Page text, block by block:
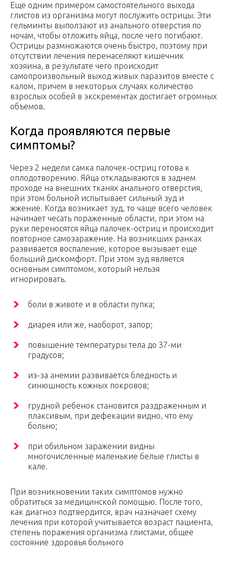
Еще одним примером самостоятельного выхода
глистов из организма могут послужить острицы. Эти
гельминты выползают из анального отверстия по
ночам, чтобы отложить яйца, после чего погибают.
Острицы размножаются очень быстро, поэтому при
отсутствии лечения перенаселяют кишечник
хозяина, в результате чего происходит
самопроизвольный выход живых паразитов вместе с
калом, причем в некоторых случаях количество
взрослых особей в экскрементах достигает огромных
объемов.
Когда проявляются первые
симптомы?
Через 2 недели самка палочек-остриц готова к
оплодотворению. Яйца откладываются в заднем
проходе на внешних тканях анального отверстия,
при этом больной испытывает сильный зуд и
жжение. Когда возникает зуд, то чаще всего человек
начинает чесать пораженные области, при этом на
руки переносятся яйца палочек-остриц и происходит
повторное самозаражение. На возникших ранках
развивается воспаление, которое вызывает еще
больший дискомфорт. При этом зуд является
основным симптомом, который нельзя
игнорировать.
боли в животе и в области пупка;
диарея или же, наоборот, запор;
повышение температуры тела до 37-ми
градусов;
из-за анемии развивается бледность и
синюшность кожных покровов;
грудной ребенок становится раздраженным и
плаксивым, при дефекации видно, что ему
больно;
при обильном заражении видны
многочисленные маленькие белые глисты в
кале.
При возникновении таких симптомов нужно
обратиться за медицинской помощью. После того,
как диагноз подтвердится, врач назначает схему
лечения при которой учитывается возраст пациента,
степень поражения организма глистами, общее
состояние здоровья больного